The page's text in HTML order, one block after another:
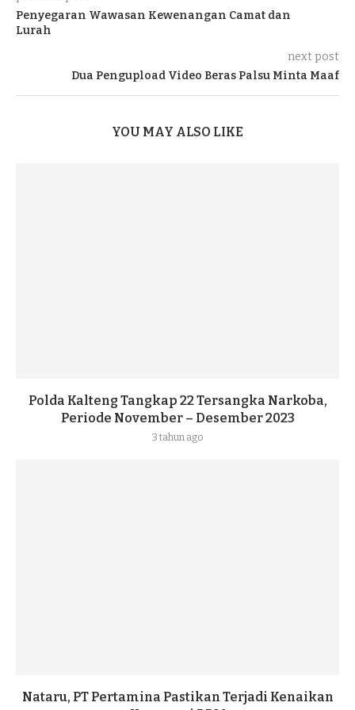
Penyegaran Wawasan Kewenangan Camat dan
Lurah
next post
Dua Pengupload Video Beras Palsu Minta Maaf
YOU MAY ALSO LIKE
Polda Kalteng Tangkap 22 Tersangka Narkoba,
Periode November – Desember 2023
3 tahun ago
Nataru, PT Pertamina Pastikan Terjadi Kenaikan